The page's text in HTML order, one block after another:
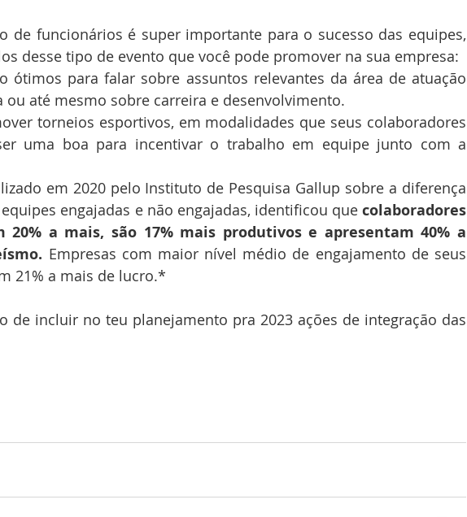
desse tipo de evento que você pode promover na sua empresa:
ótimos para falar sobre assuntos relevantes da área de atuação
ou até mesmo sobre carreira e desenvolvimento.
torneios esportivos, em modalidades que seus colaboradores
uma boa para incentivar o trabalho em equipe junto com a
engajadas e não engajadas, identificou que colaboradores
20% a mais, são 17% mais produtivos e apresentam 40% a
Empresas com maior nível médio de engajamento de seus
21% a mais de lucro.*